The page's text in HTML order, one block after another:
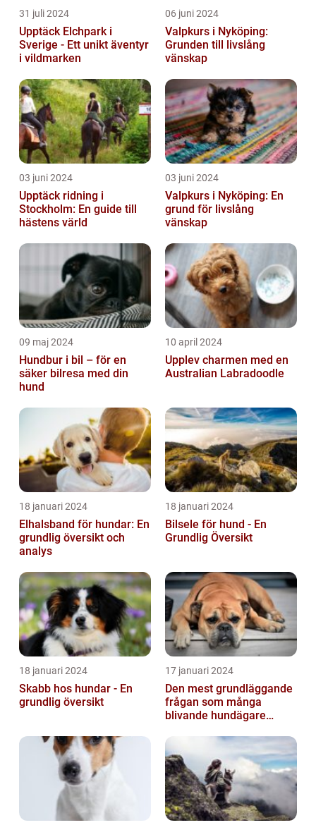
31 juli 2024
Upptäck Elchpark i
Sverige - Ett unikt äventyr
i vildmarken
06 juni 2024
Valpkurs i Nyköping:
Grunden till livslång
vänskap
03 juni 2024
Upptäck ridning i
Stockholm: En guide till
hästens värld
03 juni 2024
Valpkurs i Nyköping: En
grund för livslång
vänskap
09 maj 2024
Hundbur i bil – för en
säker bilresa med din
hund
10 april 2024
Upplev charmen med en
Australian Labradoodle
18 januari 2024
Elhalsband för hundar: En
grundlig översikt och
analys
18 januari 2024
Bilsele för hund - En
Grundlig Översikt
18 januari 2024
Skabb hos hundar - En
grundlig översikt
17 januari 2024
Den mest grundläggande
frågan som många
blivande hundägare
hund dräktig...